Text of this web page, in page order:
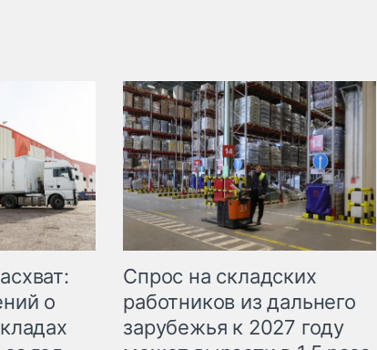
о
Спрос на складских
работников из дальнего
зарубежья к 2027 году